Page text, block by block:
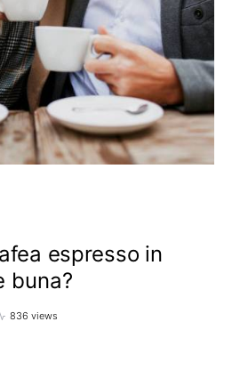
espresso in
buna?
836 views